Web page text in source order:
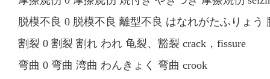
脱模不良 0 脱模不良 離型不良 はなれがたふりょ
割裂 0 割裂 割れ われ 龟裂、豁裂 crack，fissure
弯曲 0 弯曲 湾曲 わんきょく 弯曲 crook